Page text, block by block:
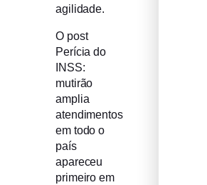
agilidade.
O post
Perícia do
INSS:
mutirão
amplia
atendimentos
em todo o
país
apareceu
primeiro em